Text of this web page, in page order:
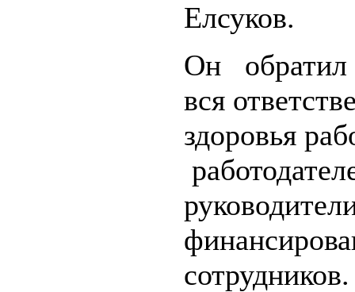
Елсуков.
Он обратил
вся
здоровья
сотрудников.